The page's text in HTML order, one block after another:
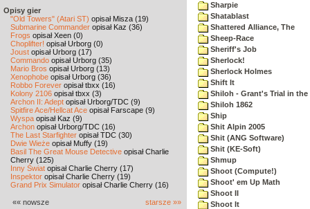
Opisy gier
"Old Towers" (Atari ST) opisał Misza (19)
Submarine Commander opisał Kaz (36)
Frogs opisał Xeen (0)
Choplifter! opisał Urborg (0)
Joust opisał Urborg (17)
Commando opisał Urborg (35)
Mario Bros opisał Urborg (13)
Xenophobe opisał Urborg (36)
Robbo Forever opisał tbxx (16)
Kolony 2106 opisał tbxx (3)
Archon II: Adept opisał Urborg/TDC (9)
Spitfire Ace/Hellcat Ace opisał Farscape (9)
Wyspa opisał Kaz (9)
Archon opisał Urborg/TDC (16)
The Last Starfighter opisał TDC (30)
Dwie Wieże opisał Muffy (19)
Basil The Great Mouse Detective opisał Charlie
Cherry (125)
Inny Świat opisał Charlie Cherry (17)
Inspektor opisał Charlie Cherry (19)
Grand Prix Simulator opisał Charlie Cherry (16)
«« nowsze starsze »»
Sharpie
Shatablast
Shattered Alliance, The
Sheep-Race
Sheriff's Job
Sherlock!
Sherlock Holmes
Shift It
Shiloh - Grant's Trial in the
Shiloh 1862
Ship
Shit Alpin 2005
Shit (ANG Software)
Shit (KE-Soft)
Shmup
Shoot (Compute!)
Shoot' em Up Math
Shoot II
Shoot It